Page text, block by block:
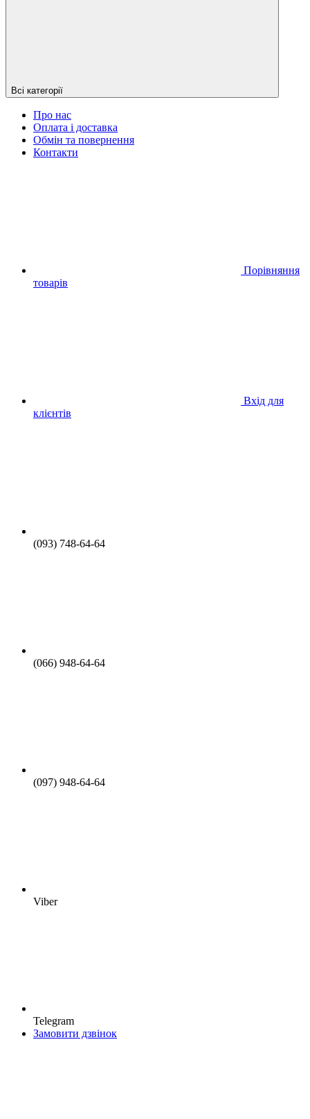
Всі категорії
Про нас
Оплата і доставка
Обмін та повернення
Контакти
Порівняння
товарів
Вхід для
клієнтів
(093) 748-64-64
(066) 948-64-64
(097) 948-64-64
Viber
Telegram
Замовити дзвінок